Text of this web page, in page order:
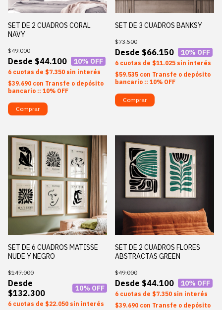
SET DE 2 CUADROS CORAL
NAVY
$44.100
$49.000
10% OFF
6 $7.350 sin interés
$39.690 con Transfe o depósito
bancario :: 10% OFF
Comprar
SET DE 3 CUADROS BANKSY
$66.150
$73.500
10% OFF
6 $11.025 sin interés
$59.535 con Transfe o depósito
bancario :: 10% OFF
Comprar
SET DE 6 CUADROS MATISSE
NUDE Y NEGRO
$132.300
$147.000
10% OFF
6 $22.050 sin interés
SET DE 2 CUADROS FLORES
ABSTRACTAS GREEN
$44.100
$49.000
10% OFF
6 $7.350 sin interés
$39.690 con Transfe o depósito